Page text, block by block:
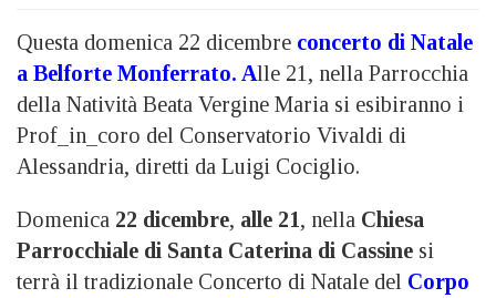
Questa domenica 22 dicembre concerto di Natale
a Belforte Monferrato. Alle 21, nella Parrocchia
della Natività Beata Vergine Maria si esibiranno i
Prof_in_coro del Conservatorio Vivaldi di
Alessandria, diretti da Luigi Cociglio.
Domenica 22 dicembre, alle 21, nella Chiesa
Parrocchiale di Santa Caterina di Cassine si
terrà il tradizionale Concerto di Natale del Corpo